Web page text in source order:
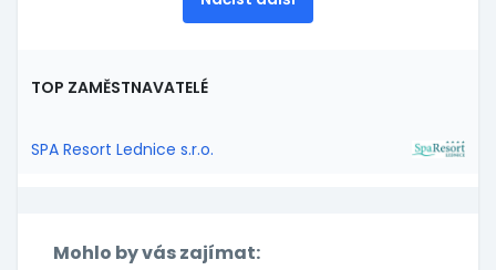
TOP ZAMĚSTNAVATELÉ
SPA Resort Lednice s.r.o.
Mohlo by vás zajímat: